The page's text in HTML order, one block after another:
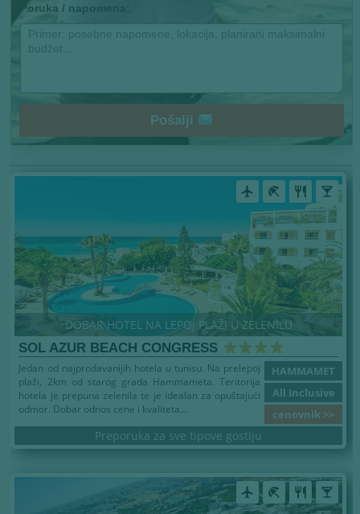
Poruka / napomena:
Pošalji
airplanemode_active beach_access restaurant local_bar
DOBAR HOTEL NA LEPOJ PLAŽI U ZELENILU
SOL AZUR BEACH CONGRESS
HAMMAMET
All Inclusive
cenovnik >>
Jedan od najprodavanijih hotela u tunisu. Na prelepoj
plaži, 2km od starog grada Hammameta. Teritorija
hotela je prepuna zelenila te je idealan za opuštajući
odmor. Dobar odnos cene i kvaliteta...
Preporuka za sve tipove gostiju
airplanemode_active beach_access restaurant local_bar